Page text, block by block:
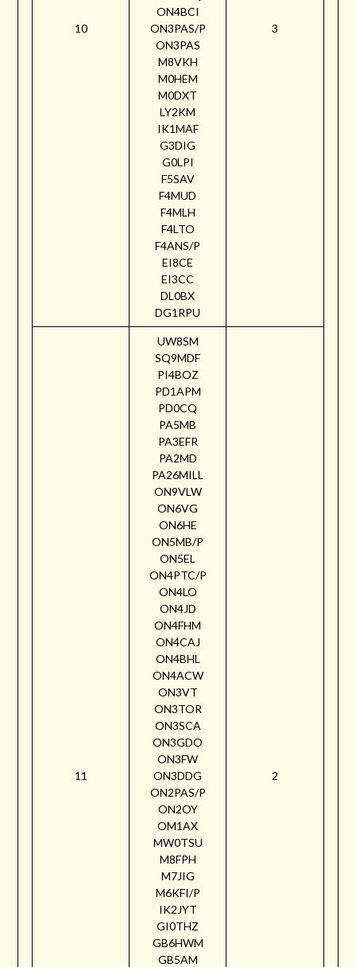
10
ON4BCI
ON3PAS/P
ON3PAS
M8VKH
M0HEM
M0DXT
LY2KM
IK1MAF
G3DIG
G0LPI
F5SAV
F4MUD
F4MLH
F4LTO
F4ANS/P
EI8CE
EI3CC
DL0BX
DG1RPU
3
11
UW8SM
SQ9MDF
PI4BOZ
PD1APM
PD0CQ
PA5MB
PA3EFR
PA2MD
PA26MILL
ON9VLW
ON6VG
ON6HE
ON5MB/P
ON5EL
ON4PTC/P
ON4LO
ON4JD
ON4FHM
ON4CAJ
ON4BHL
ON4ACW
ON3VT
ON3TOR
ON3SCA
ON3GDO
ON3FW
ON3DDG
ON2PAS/P
ON2OY
OM1AX
MW0TSU
M8FPH
M7JIG
M6KFI/P
IK2JYT
GI0THZ
GB6HWM
GB5AM
2